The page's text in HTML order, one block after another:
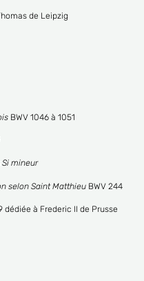
de Leipzig
BWV 1046 à 1051
Si mineur
selon Saint Matthieu BWV 244
dédiée à Frederic II de Prusse